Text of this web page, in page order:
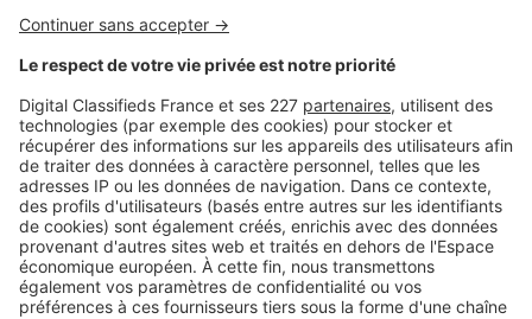
obligatoire ?
Image
Juridique
Taxe sur les bureaux 2025 : voilà ce
qui vous attend
Image
Juridique